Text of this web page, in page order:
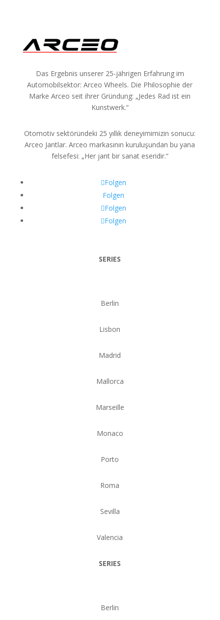
Das Ergebnis unserer 25-jährigen Erfahrung im
Automobilsektor: Arceo Wheels. Die Philosophie der
Marke Arceo seit ihrer Gründung: „Jedes Rad ist ein
Kunstwerk.“
Otomotiv sektöründeki 25 yıllık deneyimimizin sonucu:
Arceo Jantlar. Arceo markasının kuruluşundan bu yana
felsefesi: „Her jant bir sanat eseridir.“
Folgen
Folgen
Folgen
Folgen
SERIES
Berlin
Lisbon
Madrid
Mallorca
Marseille
Monaco
Porto
Roma
Sevilla
Valencia
SERIES
Berlin